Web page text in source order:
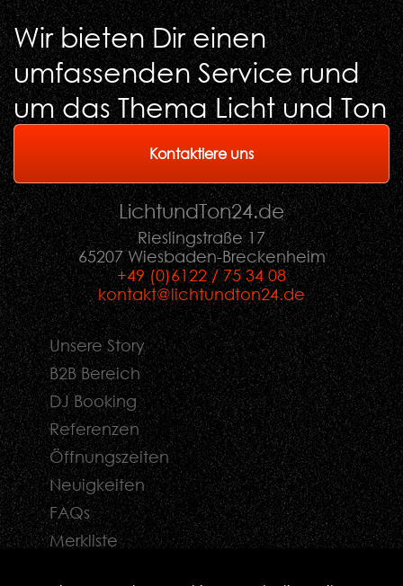
Wir bieten Dir einen
umfassenden Service rund
um das Thema Licht und Ton
Kontaktiere uns
LichtundTon24.de
Rieslingstraße 17
65207 Wiesbaden-Breckenheim
+49 (0)6122 / 75 34 08
kontakt@lichtundton24.de
Unsere Story
B2B Bereich
DJ Booking
Referenzen
Öffnungszeiten
Neuigkeiten
FAQs
Merkliste